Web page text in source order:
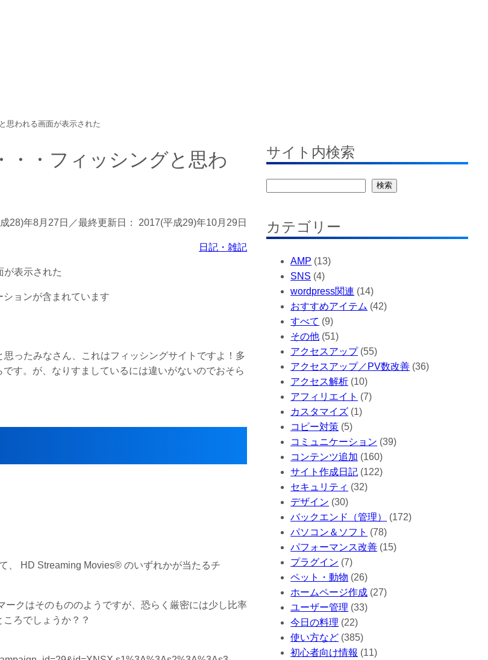
思われる画面が表示された
・・フィッシングと思わ
28)年8月27日 ／最終更新日： 2017(平成29)年10月29日
日記・雑記
ションが含まれています
ったみなさん、これはフィッシングサイトですよ！多
す。が、なりすましているには違いがないのでおそら
、 HD Streaming Movies® のいずれかが当たるチ
クはそのもののようですが、恐らく厳密には少し比率
ろでしょうか？？
サイト内検索
検索
カテゴリー
AMP (13)
SNS (4)
wordpress関連 (14)
おすすめアイテム (42)
すべて (9)
その他 (51)
アクセスアップ(55)
アクセスアップ／PV数改善 (36)
アクセス解析 (10)
アフィリエイト (7)
カスタマイズ (1)
コピー対策 (5)
コミュニケーション (39)
コンテンツ追加 (160)
サイト作成日記 (122)
セキュリティ (32)
デザイン (30)
バックエンド（管理）
(172)
パソコン＆ソフト (78)
パフォーマンス改善 (15)
プラグイン (7)
ペット・動物 (26)
ホームページ作成 (27)
ユーザー管理 (33)
今日の料理 (22)
使い方など (385)
初心者向け情報 (11)